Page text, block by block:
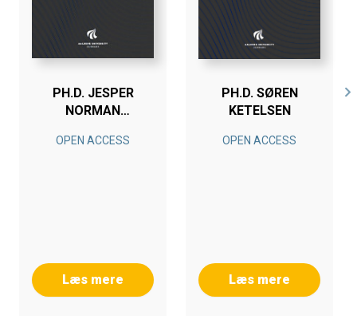
PH.D. JESPER
NORMAN
OPEN ACCESS
Læs mere
PH.D. SØREN
KETELSEN
OPEN ACCESS
Læs mere